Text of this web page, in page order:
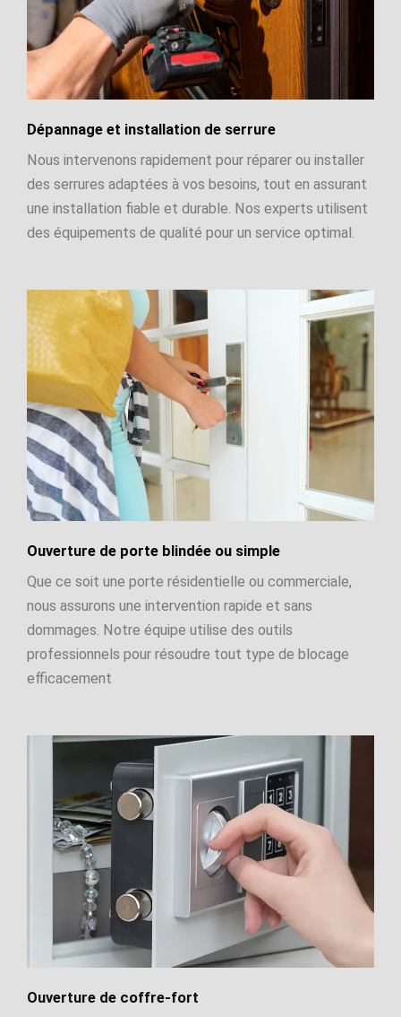
Dépannage et installation de serrure
Nous intervenons rapidement pour réparer ou installer
des serrures adaptées à vos besoins, tout en assurant
une installation fiable et durable. Nos experts utilisent
des équipements de qualité pour un service optimal.
Ouverture de porte blindée ou simple
Que ce soit une porte résidentielle ou commerciale,
nous assurons une intervention rapide et sans
dommages. Notre équipe utilise des outils
professionnels pour résoudre tout type de blocage
efficacement
Ouverture de coffre-fort